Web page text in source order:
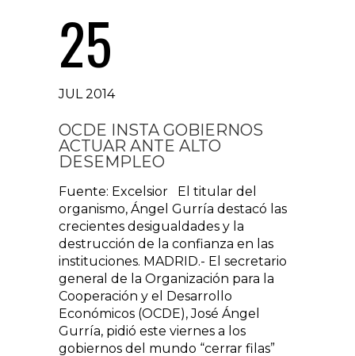
25
JUL 2014
OCDE INSTA GOBIERNOS
ACTUAR ANTE ALTO
DESEMPLEO
Fuente: Excelsior El titular del
organismo, Ángel Gurría destacó las
crecientes desigualdades y la
destrucción de la confianza en las
instituciones. MADRID.- El secretario
general de la Organización para la
Cooperación y el Desarrollo
Económicos (OCDE), José Ángel
Gurría, pidió este viernes a los
gobiernos del mundo “cerrar filas”